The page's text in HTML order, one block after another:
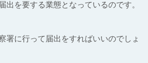
出を要する業態となっているのです。
署に行って届出をすればいいのでしょ